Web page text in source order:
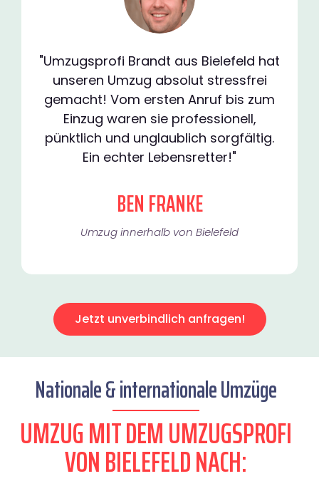
"Umzugsprofi Brandt aus Bielefeld hat
unseren Umzug absolut stressfrei
gemacht! Vom ersten Anruf bis zum
Einzug waren sie professionell,
pünktlich und unglaublich sorgfältig.
Ein echter Lebensretter!"
BEN FRANKE
Umzug innerhalb von Bielefeld​
Jetzt unverbindlich anfragen!
Nationale & internationale Umzüge
UMZUG MIT DEM UMZUGSPROFI
VON BIELEFELD NACH: